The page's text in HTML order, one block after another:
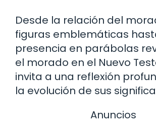
Desde la relación del
figuras emblemáticas
presencia en parábolas
el morado en el Nuevo
invita a una reflexión
la evolución de sus
Anuncios